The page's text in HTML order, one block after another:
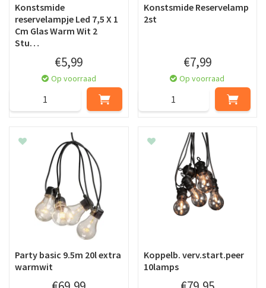
Konstsmide
reservelampje Led 7,5 X 1
Cm Glas Warm Wit 2
Stu…
€5,99
Op voorraad
Konstsmide Reservelamp
2st
€7,99
Op voorraad
Party basic 9.5m 20l extra
warmwit
Koppelb. verv.start.peer
10lamps